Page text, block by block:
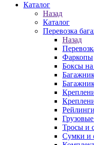
Каталог
Назад
Каталог
Перевозка
Назад
Фаркопы
Боксы
Тросы и
Сумки и